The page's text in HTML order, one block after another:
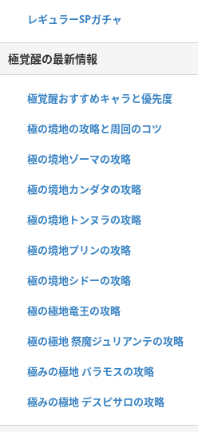
レギュラーSPガチャ
極覚醒の最新情報
極覚醒おすすめキャラと優先度
極の境地の攻略と周回のコツ
極の境地ゾーマの攻略
極の境地カンダタの攻略
極の境地トンヌラの攻略
極の境地プリンの攻略
極の境地シドーの攻略
極の極地竜王の攻略
極の極地 祭魔ジュリアンテの攻略
極みの極地 バラモスの攻略
極みの極地 デスピサロの攻略